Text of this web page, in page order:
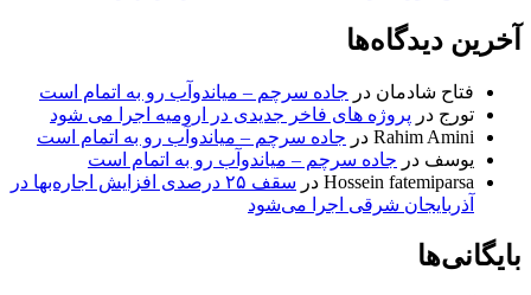
آخرین دیدگاه‌ها
فتاح شادمان در جاده سرچم – میاندوآب رو به اتمام است
تورج در پروژه های فاخر جدیدی در ارومیه اجرا می شود
Rahim Amini در جاده سرچم – میاندوآب رو به اتمام است
یوسف در جاده سرچم – میاندوآب رو به اتمام است
Hossein fatemiparsa در
سقف ۲۵ درصدی افزایش اجاره‌بها در
آذربایجان شرقی اجرا می‌شود
بایگانی‌ها